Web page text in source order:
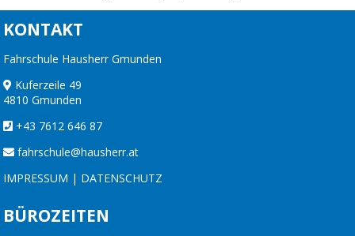
KONTAKT
Fahrschule Hausherr Gmunden
Kuferzeile 49
4810 Gmunden
+43 7612 646 87
fahrschule@hausherr.at
IMPRESSUM | DATENSCHUTZ
BÜROZEITEN